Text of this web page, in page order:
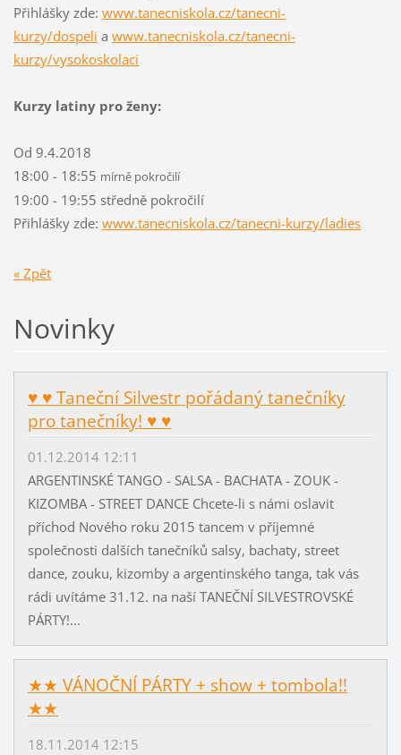
Přihlášky zde: www.tanecniskola.cz/tanecni-
kurzy/dospeli a www.tanecniskola.cz/tanecni-
kurzy/vysokoskolaci
Kurzy latiny pro ženy:
Od 9.4.2018
18:00 - 18:55 mírně pokročilí
19:00 - 19:55 středně pokročilí
Přihlášky zde: www.tanecniskola.cz/tanecni-kurzy/ladies
« Zpět
Novinky
♥ ♥ Taneční Silvestr pořádaný tanečníky
pro tanečníky! ♥ ♥
01.12.2014 12:11
ARGENTINSKÉ TANGO - SALSA - BACHATA - ZOUK -
KIZOMBA - STREET DANCE Chcete-li s námi oslavit
příchod Nového roku 2015 tancem v příjemné
společnosti dalších tanečníků salsy, bachaty, street
dance, zouku, kizomby a argentinského tanga, tak vás
rádi uvítáme 31.12. na naší TANEČNÍ SILVESTROVSKÉ
PÁRTY!...
★★ VÁNOČNÍ PÁRTY + show + tombola!!
★★
18.11.2014 12:15